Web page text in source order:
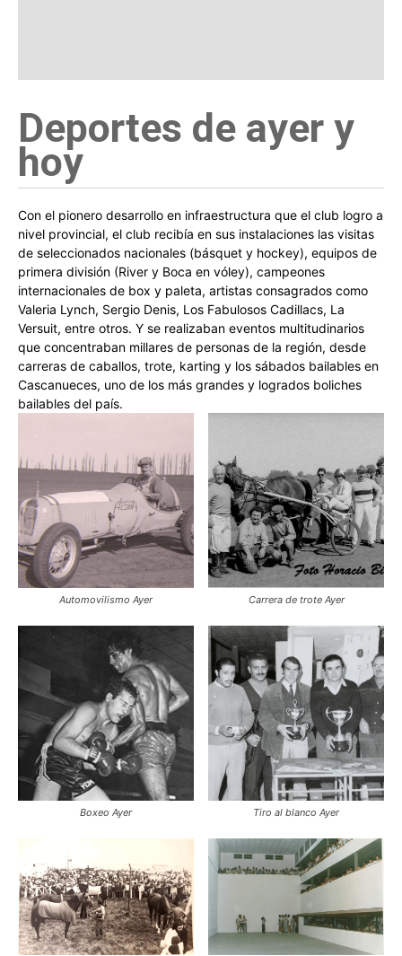
Deportes de ayer y
hoy
Con el pionero desarrollo en infraestructura que el club logro a
nivel provincial, el club recibía en sus instalaciones las visitas
de seleccionados nacionales (básquet y hockey), equipos de
primera división (River y Boca en vóley), campeones
internacionales de box y paleta, artistas consagrados como
Valeria Lynch, Sergio Denis, Los Fabulosos Cadillacs, La
Versuit, entre otros. Y se realizaban eventos multitudinarios
que concentraban millares de personas de la región, desde
carreras de caballos, trote, karting y los sábados bailables en
Cascanueces, uno de los más grandes y logrados boliches
bailables del país.
Automovilismo Ayer Carrera de trote Ayer
Boxeo Ayer Tiro al blanco Ayer